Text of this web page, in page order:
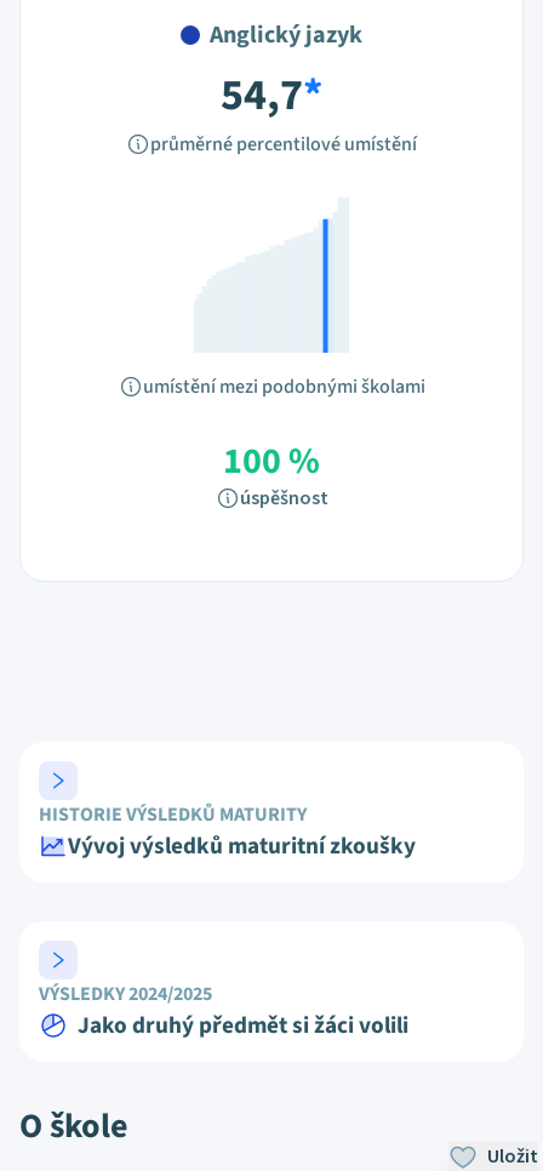
Anglický jazyk
54,7*
průměrné percentilové umístění
umístění mezi podobnými školami
100 %
úspěšnost
HISTORIE VÝSLEDKŮ MATURITY
Vývoj výsledků maturitní zkoušky
VÝSLEDKY 2024/2025
Jako druhý předmět si žáci volili
O škole
Uložit